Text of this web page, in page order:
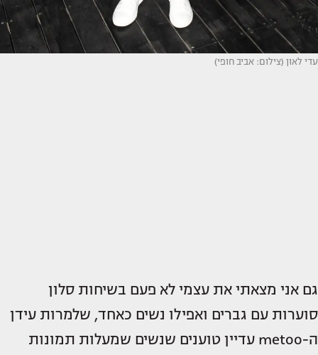
עדי לאון (צילום: אביב חופי)
גם אני מצאתי את עצמי לא פעם בשיחות סלון
סוערות עם גברים ואפילו נשים כאחד, שלמרות עידן
ה-metoo עדיין טוענים שנשים שמעלות תמונות